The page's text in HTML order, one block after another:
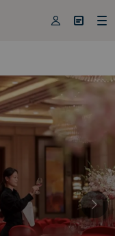
  